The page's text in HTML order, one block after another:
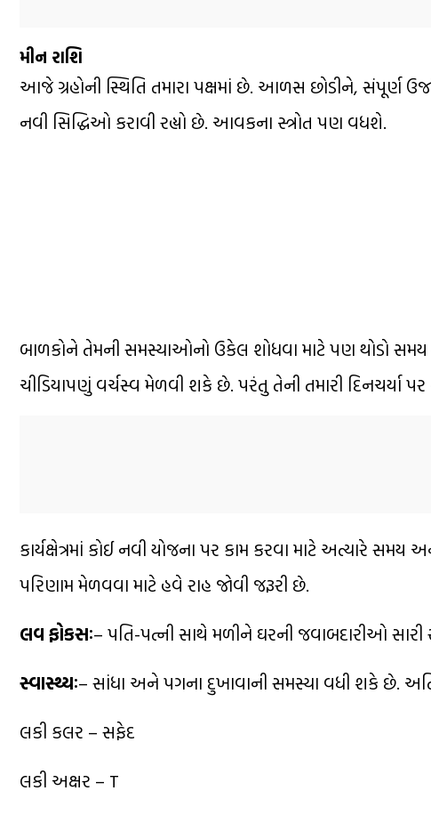
મીન રાશિ
આજે ગ્રહોની સ્થિતિ તમારા પક્ષમાં છે. આળસ છોડીને, સંપૂર્ણ
નવી સિદ્ધિઓ કરાવી રહ્યો છે. આવકના સ્ત્રોત પણ વધશે.
બાળકોને તેમની સમસ્યાઓનો ઉકેલ શોધવા માટે પણ થોડો
ચીડિયાપણું વર્ચસ્વ મેળવી શકે છે. પરંતુ તેની તમારી દિનચર્યા
કાર્યક્ષેત્રમાં કોઈ નવી યોજના પર કામ કરવા માટે અત્યારે
પરિણામ મેળવવા માટે હવે રાહ જોવી જરૂરી છે.
લવ ફોકસઃ– પતિ-પત્ની સાથે મળીને ઘરની જવાબદારીઓ
સ્વાસ્થ્યઃ– સાંધા અને પગના દુખાવાની સમસ્યા વધી શકે છે.
લકી કલર – સફેદ
લકી અક્ષર – T